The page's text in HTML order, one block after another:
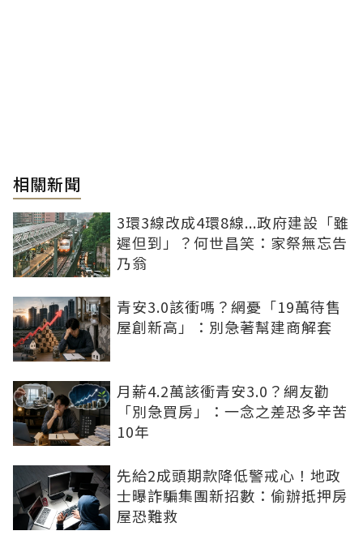
相關新聞
3環3線改成4環8線...政府建設「雖
遲但到」？何世昌笑：家祭無忘告
乃翁
青安3.0該衝嗎？網憂「19萬待售
屋創新高」：別急著幫建商解套
月薪4.2萬該衝青安3.0？網友勸
「別急買房」：一念之差恐多辛苦
10年
先給2成頭期款降低警戒心！地政
士曝詐騙集團新招數：偷辦抵押房
屋恐難救